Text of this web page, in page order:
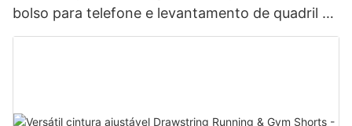
bolso para telefone e levantamento de quadril -
ROADSUNSHINE